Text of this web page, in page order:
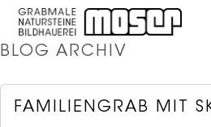
BLOG ARCHIV
FAMILIENGRAB MIT